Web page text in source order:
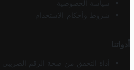
سياسة الخصوصية
شروط وأحكام الاستخدام
أدواتنا
أداة التحقق من صحة الرقم الضريبي